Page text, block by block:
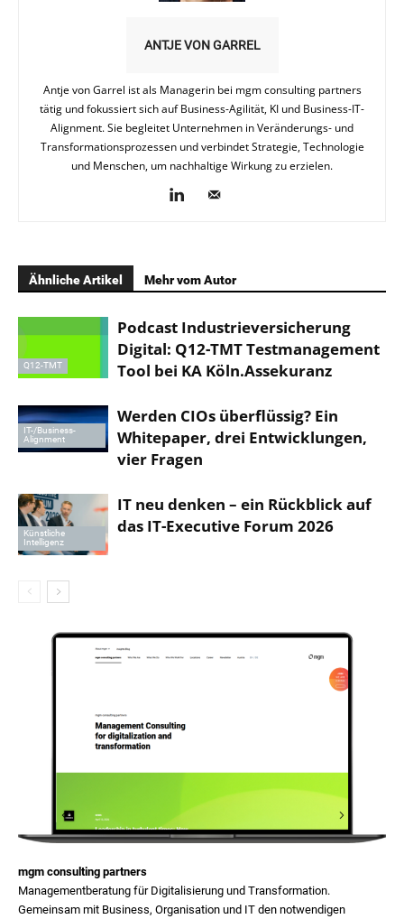
ANTJE VON GARREL
Antje von Garrel ist als Managerin bei mgm consulting partners
tätig und fokussiert sich auf Business-Agilität, KI und Business-IT-
Alignment. Sie begleitet Unternehmen in Veränderungs- und
Transformationsprozessen und verbindet Strategie, Technologie
und Menschen, um nachhaltige Wirkung zu erzielen.
Ähnliche Artikel Mehr vom Autor
Q12-TMT
Podcast Industrieversicherung
Digital: Q12-TMT Testmanagement
Tool bei KA Köln.Assekuranz
IT-/Business-
Alignment
Werden CIOs überflüssig? Ein
Whitepaper, drei Entwicklungen,
vier Fragen
Künstliche
Intelligenz
IT neu denken – ein Rückblick auf
das IT-Executive Forum 2026
mgm consulting partners
Managementberatung für Digitalisierung und Transformation.
Gemeinsam mit Business, Organisation und IT den notwendigen